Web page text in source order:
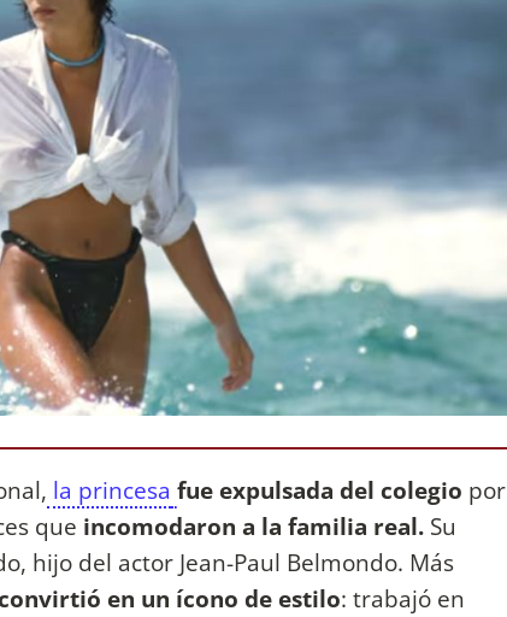
la princesa fue expulsada del colegio por
que incomodaron a la familia real. Su
hijo del actor Jean-Paul Belmondo. Más
en un ícono de estilo: trabajó en